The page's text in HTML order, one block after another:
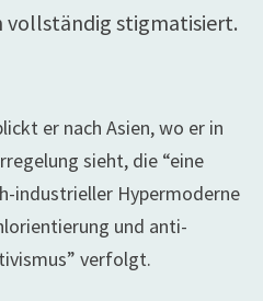
vollständig stigmatisiert.
er nach Asien, wo er in
sieht, die “eine
industrieller Hypermoderne
und anti-
verfolgt.